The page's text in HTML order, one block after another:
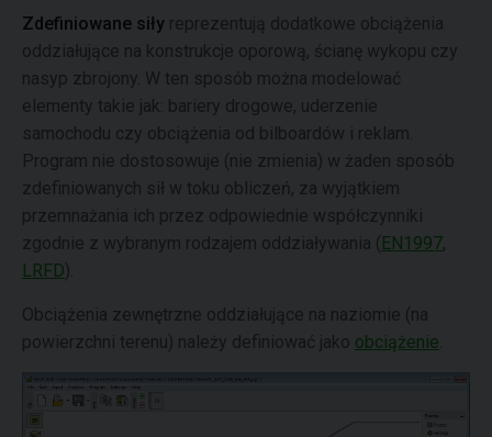
Zdefiniowane siły reprezentują dodatkowe obciążenia
oddziałujące na konstrukcje oporową, ścianę wykopu czy
nasyp zbrojony. W ten sposób można modelować
elementy takie jak: bariery drogowe, uderzenie
samochodu czy obciążenia od bilboardów i reklam.
Program nie dostosowuje (nie zmienia) w żaden sposób
zdefiniowanych sił w toku obliczeń, za wyjątkiem
przemnażania ich przez odpowiednie współczynniki
zgodnie z wybranym rodzajem oddziaływania ( EN1997,
LRFD).
Obciążenia zewnętrzne oddziałujące na naziomie (na
powierzchni terenu) należy definiować jako obciążenie